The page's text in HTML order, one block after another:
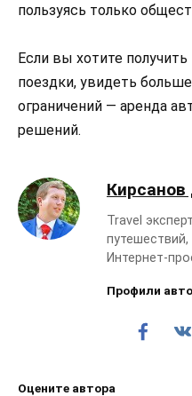
пользуясь только
Если вы хотите
поездки, увидеть
ограничений — аренда
решений.
Travel
путешествий,
Интернет-
Профили
Оцените автора